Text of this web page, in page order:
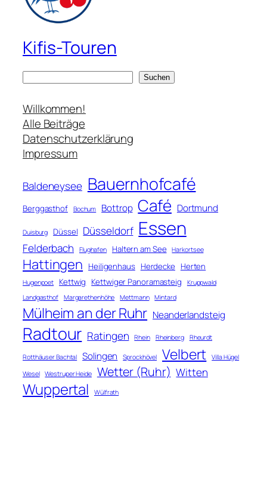
Kifis-Touren
c
h
e
n
Suchen
Willkommen!
Alle Beiträge
Datenschutzerklärung
Impressum
Baldeneysee Bauernhofcafé
Berggasthof Bochum Bottrop Café Dortmund
Duisburg Düssel Düsseldorf Essen
Felderbach Flughafen Haltern am See Harkortsee
Hattingen Heiligenhaus Herdecke Herten
Hugenpoet Kettwig Kettwiger Panoramasteig
Kruppwald
Landgasthof
Margarethenhöhe Mettmann Mintard
Mülheim an der Ruhr Neanderlandsteig
Radtour Ratingen Rhein Rheinberg Rheurdt
Rotthäuser Bachtal Solingen Sprockhövel Velbert
Villa Hügel
Wesel
Westruper Heide Wetter (Ruhr) Witten
Wuppertal Wülfrath